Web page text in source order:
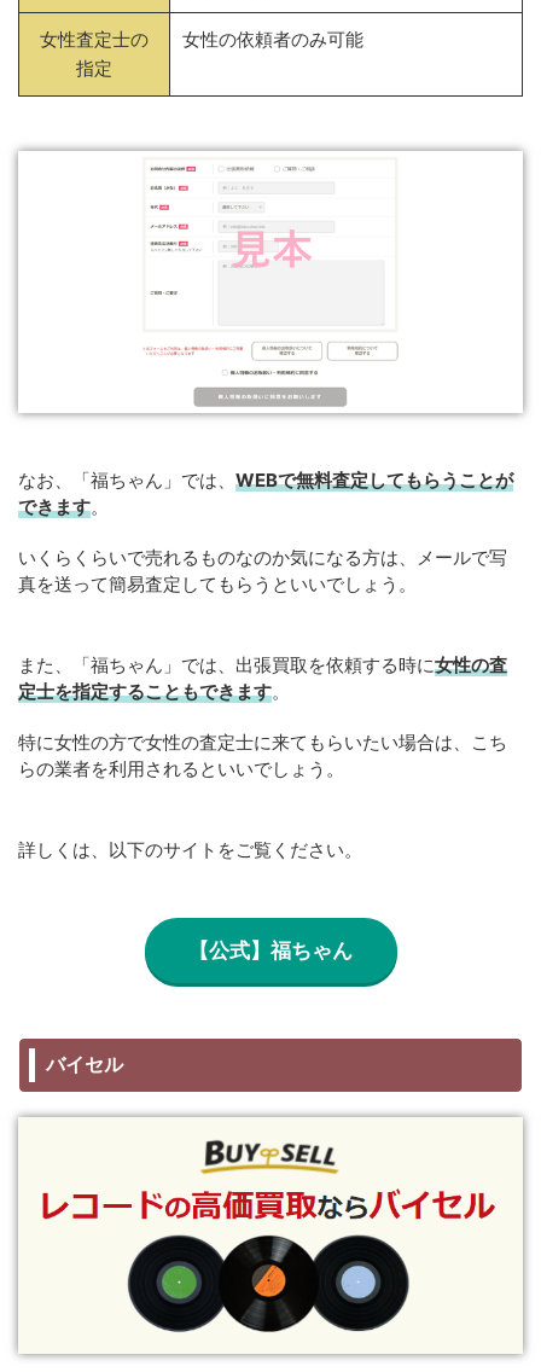
女性査定士の
指定
女性の依頼者のみ可能
なお、「福ちゃん」では、 WEBで無料査定してもらうことが
できます。
いくらくらいで売れるものなのか気になる方は、メールで写
真を送って簡易査定してもらうといいでしょう。
また、「福ちゃん」では、出張買取を依頼する時に女性の査
定士を指定することもできます。
特に女性の方で女性の査定士に来てもらいたい場合は、こち
らの業者を利用されるといいでしょう。
詳しくは、以下のサイトをご覧ください。
【公式】福ちゃん
バイセル